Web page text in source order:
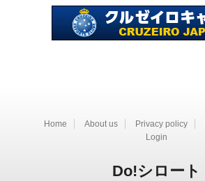
Home About us Privacy policy
Login
Do!シロート